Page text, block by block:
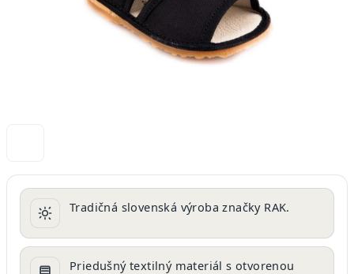
Tradičná slovenská výroba značky RAK.
Priedušný textilný materiál s otvorenou